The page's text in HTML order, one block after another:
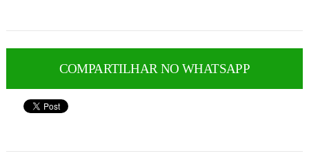
COMPARTILHAR NO WHATSAPP